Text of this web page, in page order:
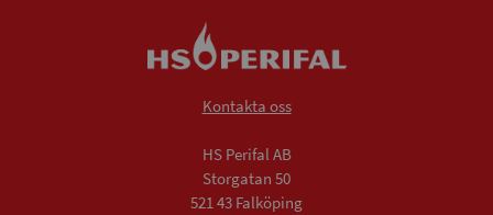
Kontakta oss
HS Perifal AB
Storgatan 50
521 43 Falköping